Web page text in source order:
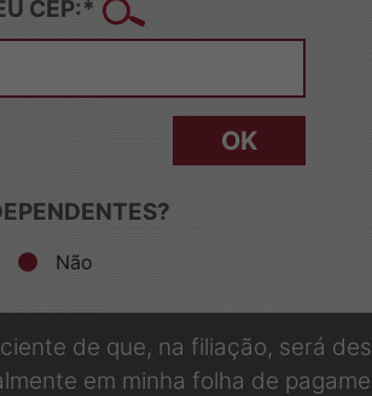
CEP:*
Não
de que, na filiação, será
em minha folha de